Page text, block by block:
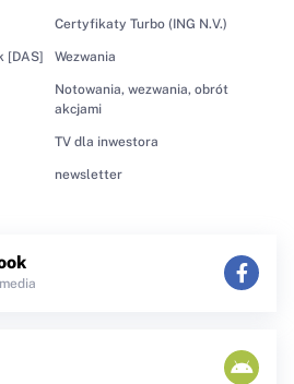
[DAS]
Certyfikaty Turbo (ING N.V.)
Wezwania
Notowania, wezwania, obrót
akcjami
TV dla inwestora
newsletter